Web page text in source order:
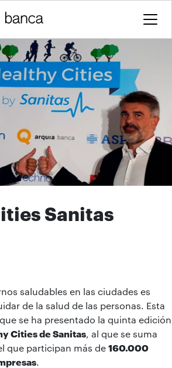
Sanitas
saludables en las ciudades es
de la salud de las personas. Esta
se ha presentado la quinta edición
Cities de Sanitas , al que se suma
que participan más de 160.000